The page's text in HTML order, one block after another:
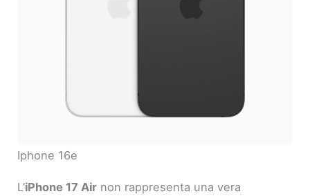
Iphone 16e
L’iPhone 17 Air non rappresenta una vera